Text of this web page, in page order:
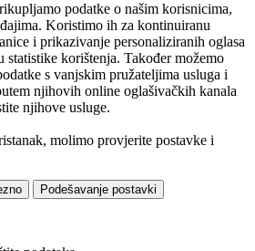
podatke o našim korisnicima,
Koristimo ih za kontinuiranu
i prikazivanje personaliziranih oglasa
statistike korištenja. Također možemo
s vanjskim pružateljima usluga i
njihovih online oglašivačkih kanala
njihove usluge.
molimo provjerite postavke i
Podešavanje postavki